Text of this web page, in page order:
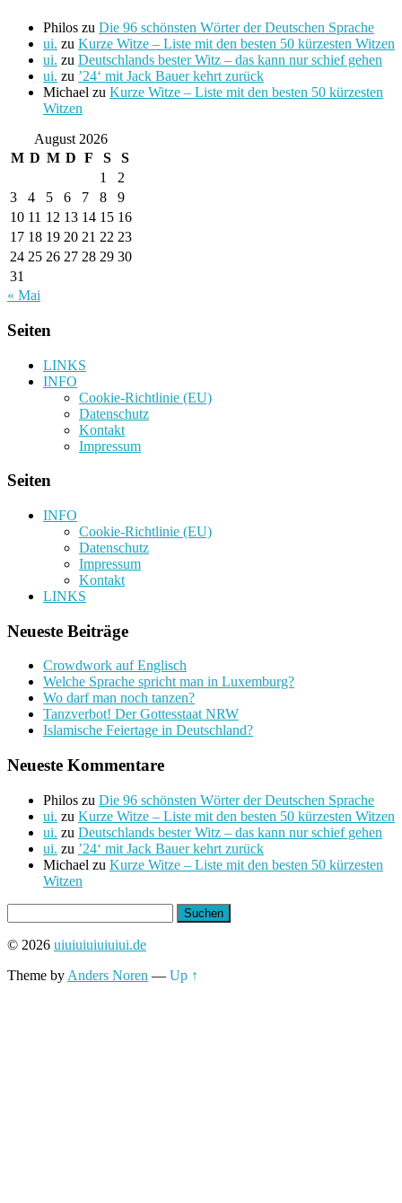
Philos zu Die 96 schönsten Wörter der Deutschen Sprache
ui. zu Kurze Witze – Liste mit den besten 50 kürzesten Witzen
ui. zu Deutschlands bester Witz – das kann nur schief gehen
ui. zu ’24‘ mit Jack Bauer kehrt zurück
Michael zu Kurze Witze – Liste mit den besten 50 kürzesten
Witzen
August 2026
M D M D F S
S
1
2
3
4 5 6 7 8
9
10 11 12 13 14 15 16
17 18 19 20 21 22 23
24 25 26 27 28 29 30
31
« Mai
Seiten
LINKS
INFO
Cookie-Richtlinie (EU)
Datenschutz
Kontakt
Impressum
Seiten
INFO
Cookie-Richtlinie (EU)
Datenschutz
Impressum
Kontakt
LINKS
Neueste Beiträge
Crowdwork auf Englisch
Welche Sprache spricht man in Luxemburg?
Wo darf man noch tanzen?
Tanzverbot! Der Gottesstaat NRW
Islamische Feiertage in Deutschland?
Neueste Kommentare
Philos zu Die 96 schönsten Wörter der Deutschen Sprache
ui. zu Kurze Witze – Liste mit den besten 50 kürzesten Witzen
ui. zu Deutschlands bester Witz – das kann nur schief gehen
ui. zu ’24‘ mit Jack Bauer kehrt zurück
Michael zu Kurze Witze – Liste mit den besten 50 kürzesten
Witzen
nach:
© 2026 uiuiuiuiuiuiui.de
Theme by Anders Noren — Up ↑